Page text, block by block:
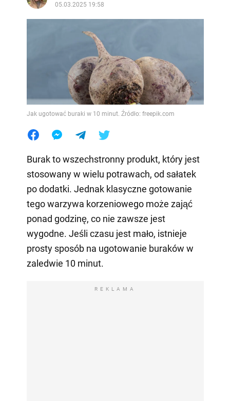
05.03.2025 19:58
Jak ugotować buraki w 10 minut. Źródło: freepik.com
Burak to wszechstronny produkt, który jest
stosowany w wielu potrawach, od sałatek
po dodatki. Jednak klasyczne gotowanie
tego warzywa korzeniowego może zająć
ponad godzinę, co nie zawsze jest
wygodne. Jeśli czasu jest mało, istnieje
prosty sposób na ugotowanie buraków w
zaledwie 10 minut.
REKLAMA